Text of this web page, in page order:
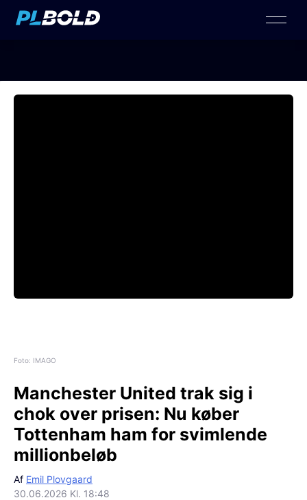
Foto: IMAGO
Manchester United trak sig i
chok over prisen: Nu køber
Tottenham ham for svimlende
millionbeløb
Af Emil Plovgaard
30.06.2026 Kl. 18:48